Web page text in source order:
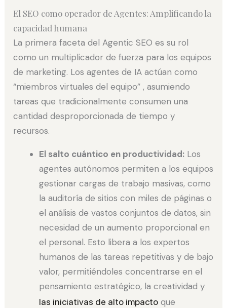
El SEO como operador de Agentes: Amplificando la
capacidad humana
La primera faceta del Agentic SEO es su rol
como un multiplicador de fuerza para los equipos
de marketing. Los agentes de IA actúan como
“miembros virtuales del equipo” , asumiendo
tareas que tradicionalmente consumen una
cantidad desproporcionada de tiempo y
recursos.
El salto cuántico en productividad: Los
agentes autónomos permiten a los equipos
gestionar cargas de trabajo masivas, como
la auditoría de sitios con miles de páginas o
el análisis de vastos conjuntos de datos, sin
necesidad de un aumento proporcional en
el personal. Esto libera a los expertos
humanos de las tareas repetitivas y de bajo
valor, permitiéndoles concentrarse en el
pensamiento estratégico, la creatividad y
las iniciativas de alto impacto que